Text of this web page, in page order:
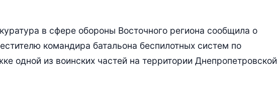
в сфере обороны Восточного региона сообщила о
командира батальона беспилотных систем по
одной из воинских частей на территории Днепропетровской